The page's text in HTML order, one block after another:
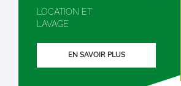
LOCATION ET
LAVAGE
EN SAVOIR PLUS